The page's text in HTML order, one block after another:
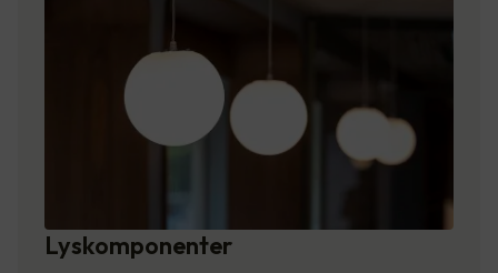
Lyskomponenter